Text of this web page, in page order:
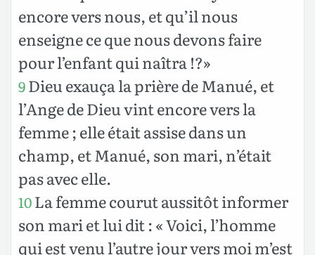
encore vers nous, et qu’il nous
enseigne ce que nous devons faire
pour l’enfant qui naîtra !?»
9Dieu exauça la prière de Manué, et
l’Ange de Dieu vint encore vers la
femme ; elle était assise dans un
champ, et Manué, son mari, n’était
pas avec elle.
10La femme courut aussitôt informer
son mari et lui dit : « Voici, l’homme
qui est venu l’autre jour vers moi m’est